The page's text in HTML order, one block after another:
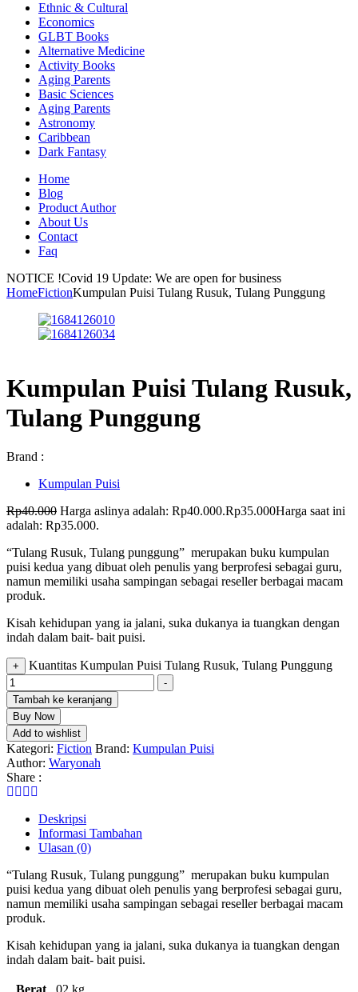
Ethnic & Cultural
Economics
GLBT Books
Alternative Medicine
Activity Books
Aging Parents
Basic Sciences
Aging Parents
Astronomy
Caribbean
Dark Fantasy
Home
Blog
Product Author
About Us
Contact
Faq
NOTICE !Covid 19 Update: We are open for business
HomeFictionKumpulan Puisi Tulang Rusuk, Tulang Punggung
Kumpulan Puisi Tulang Rusuk,
Tulang Punggung
Brand :
Kumpulan Puisi
Rp40.000 Harga aslinya adalah: Rp40.000.Rp35.000Harga saat ini
adalah: Rp35.000.
“Tulang Rusuk, Tulang punggung” merupakan buku kumpulan
puisi kedua yang dibuat oleh penulis yang berprofesi sebagai guru,
namun memiliki usaha sampingan sebagai reseller berbagai macam
produk.
Kisah kehidupan yang ia jalani, suka dukanya ia tuangkan dengan
indah dalam bait- bait puisi.
+ Kuantitas Kumpulan Puisi Tulang Rusuk, Tulang Punggung
-
Tambah ke keranjang
Buy Now
Add to wishlist
Kategori: Fiction Brand: Kumpulan Puisi
Author: Waryonah
Share :
Deskripsi
Informasi Tambahan
Ulasan (0)
“Tulang Rusuk, Tulang punggung” merupakan buku kumpulan
puisi kedua yang dibuat oleh penulis yang berprofesi sebagai guru,
namun memiliki usaha sampingan sebagai reseller berbagai macam
produk.
Kisah kehidupan yang ia jalani, suka dukanya ia tuangkan dengan
indah dalam bait- bait puisi.